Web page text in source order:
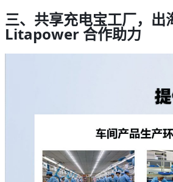
三、共享充电宝工厂，出
Litapower 合作助力